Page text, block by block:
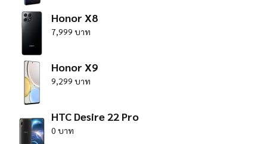
Honor X8
7,999 บาท
Honor X9
9,299 บาท
HTC Desire 22 Pro
0 บาท